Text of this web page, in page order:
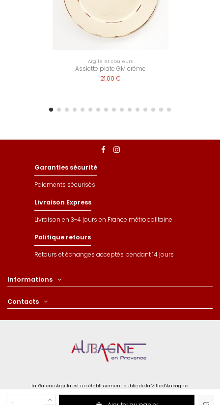
Argile et couleurs
Assiette plate GM crème
21,00 €
Garanties sécurité
Paiements sécurisés
Livraison Express
Livraison en 3-4 jours en France métropolitaine
Politique retours
Retours et échanges acceptés pendant 14 jours
Informations
Contacts
La Galerie Argilla est un établissement public de la Ville d'Aubagne.